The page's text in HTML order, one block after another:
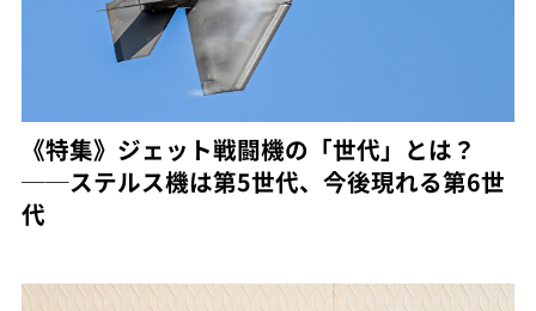
《特集》ジェット戦闘機の「世代」とは？
──ステルス機は第5世代、今後現れる第6世
代